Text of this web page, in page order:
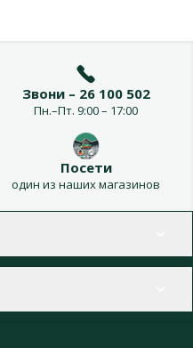
Звони – 26 100 502
Пн.–Пт. 9:00 – 17:00
Посети
один из наших магазинов